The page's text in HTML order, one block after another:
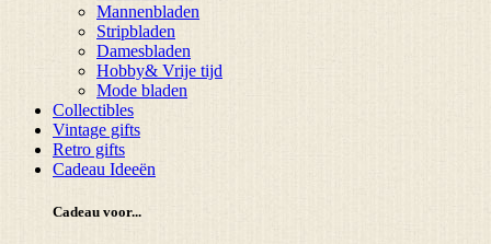
Mannenbladen
Stripbladen
Damesbladen
Hobby& Vrije tijd
Mode bladen
Collectibles
Vintage gifts
Retro gifts
Cadeau Ideeën
Cadeau voor...